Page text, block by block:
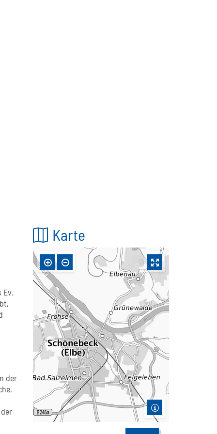
Ev.
der
Karte